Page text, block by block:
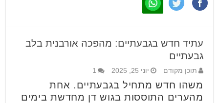
עתיד חדש בגבעתיים: מהפכה אורבנית בלב
גבעתיים
תוכן מקודם יוני 25, 2025 1
משהו חדש מתחיל בגבעתיים. אחת
מהערים התוססות בגוש דן מחדשת בימים